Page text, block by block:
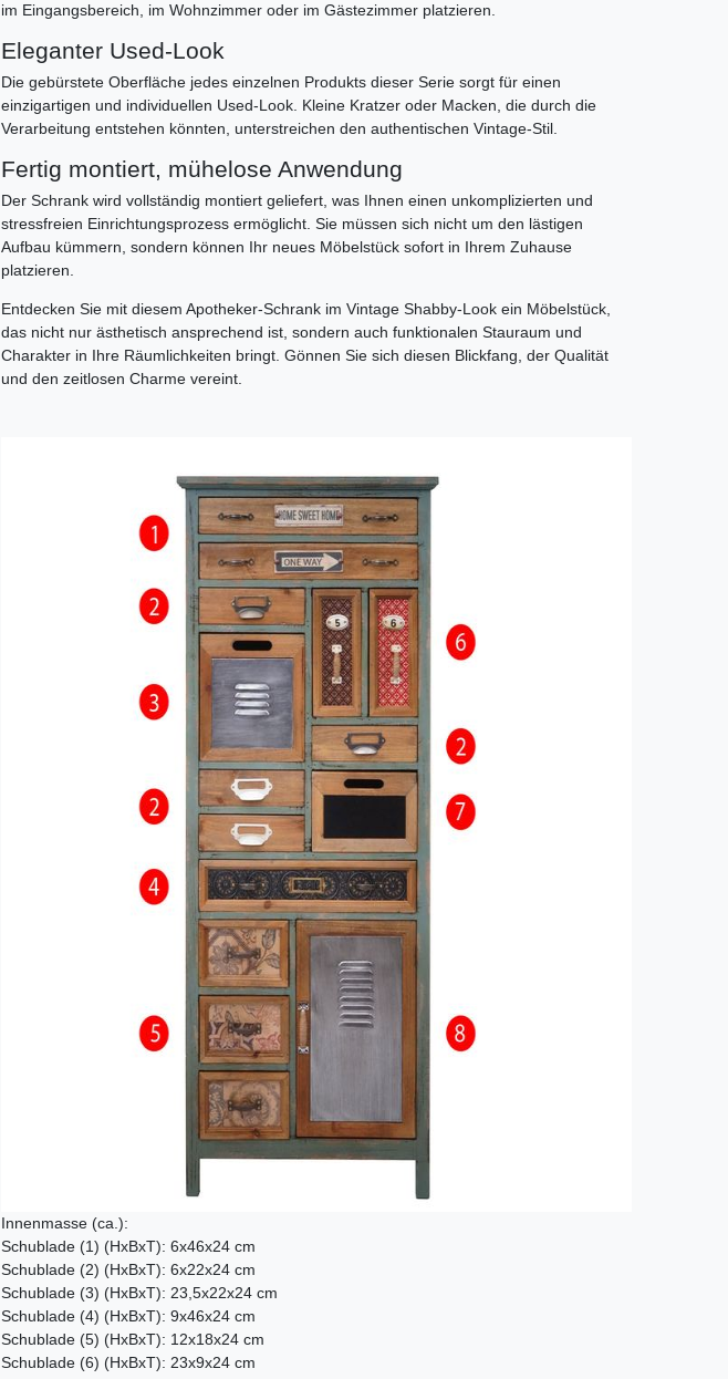
im Eingangsbereich, im Wohnzimmer oder im Gästezimmer platzieren.
Eleganter Used-Look
Die gebürstete Oberfläche jedes einzelnen Produkts dieser Serie sorgt für einen
einzigartigen und individuellen Used-Look. Kleine Kratzer oder Macken, die durch die
Verarbeitung entstehen könnten, unterstreichen den authentischen Vintage-Stil.
Fertig montiert, mühelose Anwendung
Der Schrank wird vollständig montiert geliefert, was Ihnen einen unkomplizierten und
stressfreien Einrichtungsprozess ermöglicht. Sie müssen sich nicht um den lästigen
Aufbau kümmern, sondern können Ihr neues Möbelstück sofort in Ihrem Zuhause
platzieren.
Entdecken Sie mit diesem Apotheker-Schrank im Vintage Shabby-Look ein Möbelstück,
das nicht nur ästhetisch ansprechend ist, sondern auch funktionalen Stauraum und
Charakter in Ihre Räumlichkeiten bringt. Gönnen Sie sich diesen Blickfang, der Qualität
und den zeitlosen Charme vereint.
Innenmasse (ca.):
Schublade (1) (HxBxT): 6x46x24 cm
Schublade (2) (HxBxT): 6x22x24 cm
Schublade (3) (HxBxT): 23,5x22x24 cm
Schublade (4) (HxBxT): 9x46x24 cm
Schublade (5) (HxBxT): 12x18x24 cm
Schublade (6) (HxBxT): 23x9x24 cm